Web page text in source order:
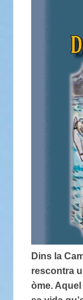
Dins la
rescontra
òme.